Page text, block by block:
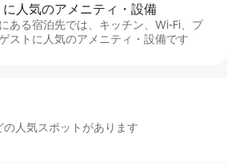
人⁠気⁠のア⁠メ⁠ニ⁠テ⁠ィ・設⁠備
ある宿泊先では、キッチン、Wi-Fi、プ
ストに人気のアメニティ・設備です
人気スポットがあります